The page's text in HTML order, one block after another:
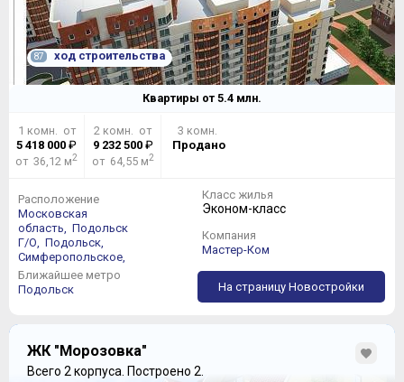
87 ход строительства
Квартиры от 5.4 млн.
1 комн. от
5 418 000 ₽
от 36,12 м2
2 комн. от
9 232 500₽
от 64,55 м2
3 комн.
Продано
Расположение
Московская
область, Подольск
Г/О, Подольск,
Симферопольское,
Ближайшее метро
Подольск
Класс жилья
Эконом-класс
Компания
Мастер-Ком
На страницу Новостройки
ЖК "Морозовка"
Всего 2 корпуса. Построено 2.